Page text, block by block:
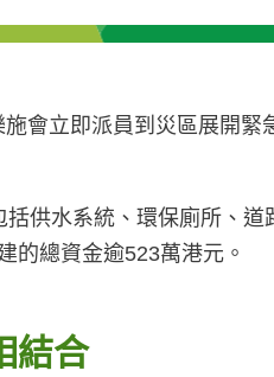
會立即派員到災區展開
供水系統、環保廁所、
的總資金逾523萬港元。
結合